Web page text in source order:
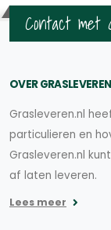
Contact met
OVER
Grasleveren.nl
particulieren en
Grasleveren.nl
af laten leveren.
Lees meer